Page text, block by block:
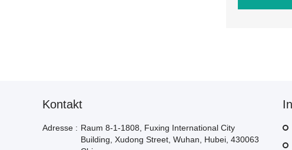
Kontakt
Adresse : Raum 8-1-1808, Fuxing International City
Building, Xudong Street, Wuhan, Hubei, 430063